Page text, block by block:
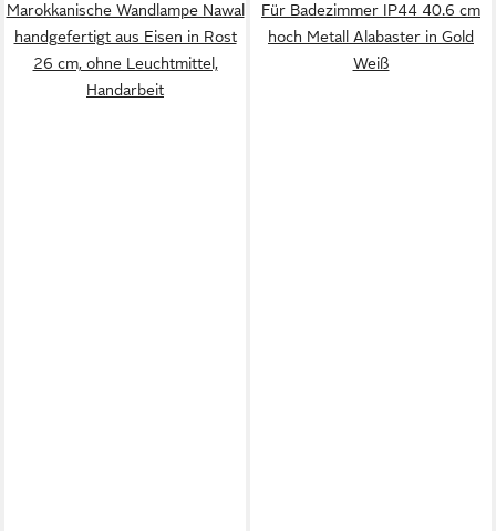
Marokkanische Wandlampe Nawal
handgefertigt aus Eisen in Rost
26 cm, ohne Leuchtmittel,
Handarbeit
Für Badezimmer IP44 40.6 cm
hoch Metall Alabaster in Gold
Weiß